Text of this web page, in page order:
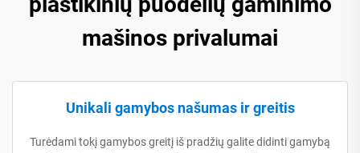
mašinos privalumai
Unikali gamybos našumas ir greitis
Turėdami tokį gamybos greitį iš pradžių galite didinti gamybą